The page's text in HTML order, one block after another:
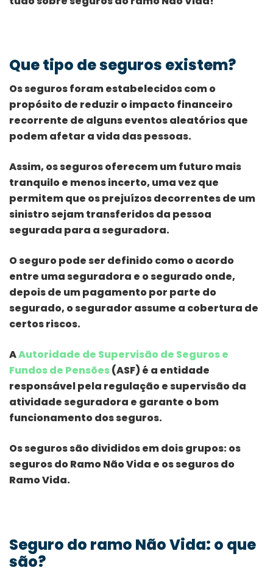
Que tipo de seguros existem?
Os seguros foram estabelecidos com o
propósito de reduzir o impacto financeiro
recorrente de alguns eventos aleatórios que
podem afetar a vida das pessoas.
Assim, os seguros oferecem um futuro mais
tranquilo e menos incerto, uma vez que
permitem que os prejuízos decorrentes de um
sinistro sejam transferidos da pessoa
segurada para a seguradora.
O seguro pode ser definido como o acordo
entre uma seguradora e o segurado onde,
depois de um pagamento por parte do
segurado, o segurador assume a cobertura de
certos riscos.
AAutoridade de Supervisão de Seguros e
Fundos de Pensões(ASF) é a entidade
responsável pela regulação e supervisão da
atividade seguradora e garante o bom
funcionamento dos seguros.
Os seguros são divididos em dois grupos: os
seguros do Ramo Não Vida e os seguros do
Ramo Vida.
Seguro do ramo Não Vida: o que
são?